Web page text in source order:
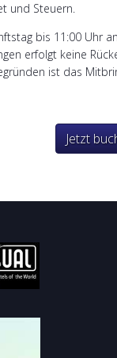
und Steuern.
bis 11:00 Uhr
erfolgt keine
ist das
Jetzt